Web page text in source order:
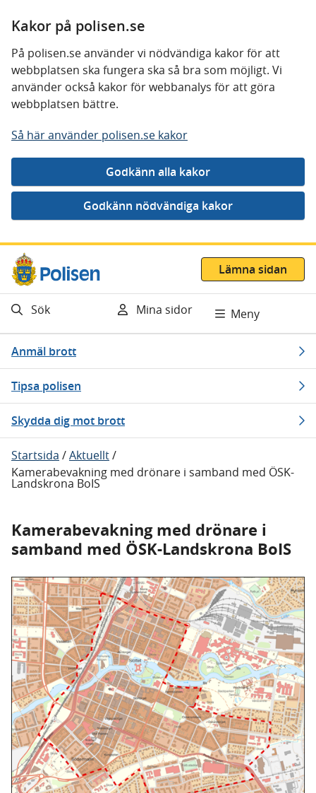
Kakor på polisen.se
På polisen.se använder vi nödvändiga kakor för att
webbplatsen ska fungera ska så bra som möjligt. Vi
använder också kakor för webbanalys för att göra
webbplatsen bättre.
Så här använder polisen.se kakor
Gå direkt till innehåll
Lämna sidan
Sök Mina sidor Meny
Anmäl brott
Tipsa polisen
Skydda dig mot brott
Startsida /Aktuellt/
Kamerabevakning med drönare i samband med ÖSK-
Landskrona BoIS
Kamerabevakning med drönare i
samband med ÖSK-Landskrona BoIS